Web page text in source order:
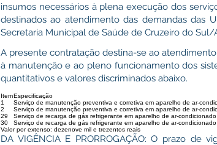
insumos necessários à plena execução dos
destinados ao atendimento das demandas das
Secretaria Municipal de Saúde de Cruzeiro do Sul/
A presente contratação destina-se ao
à manutenção e ao pleno funcionamento dos
quantitativos e valores discriminados abaixo.
ItemEspecificação
1
Serviço de manutenção preventiva e corretiva em aparelho de ar-
2
Serviço de manutenção preventiva e corretiva em aparelho de ar-
29
Serviço de recarga de gás refrigerante em aparelho de ar-
30
Serviço de recarga de gás refrigerante em aparelho de ar-
Valor por extenso: dezenove mil e trezentos reais
DA VIGÊNCIA E PRORROGAÇÃO: O prazo